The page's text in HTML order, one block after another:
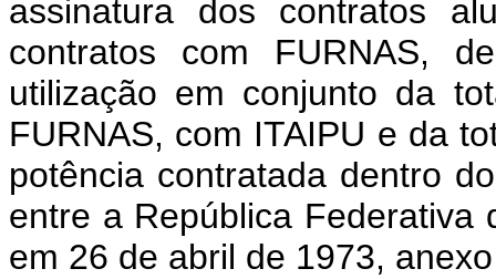
assinatura dos contratos
contratos com FURNAS,
utilização em conjunto da
FURNAS, com ITAIPU e da
potência contratada dentro
entre a República Federativa
em 26 de abril de 1973,